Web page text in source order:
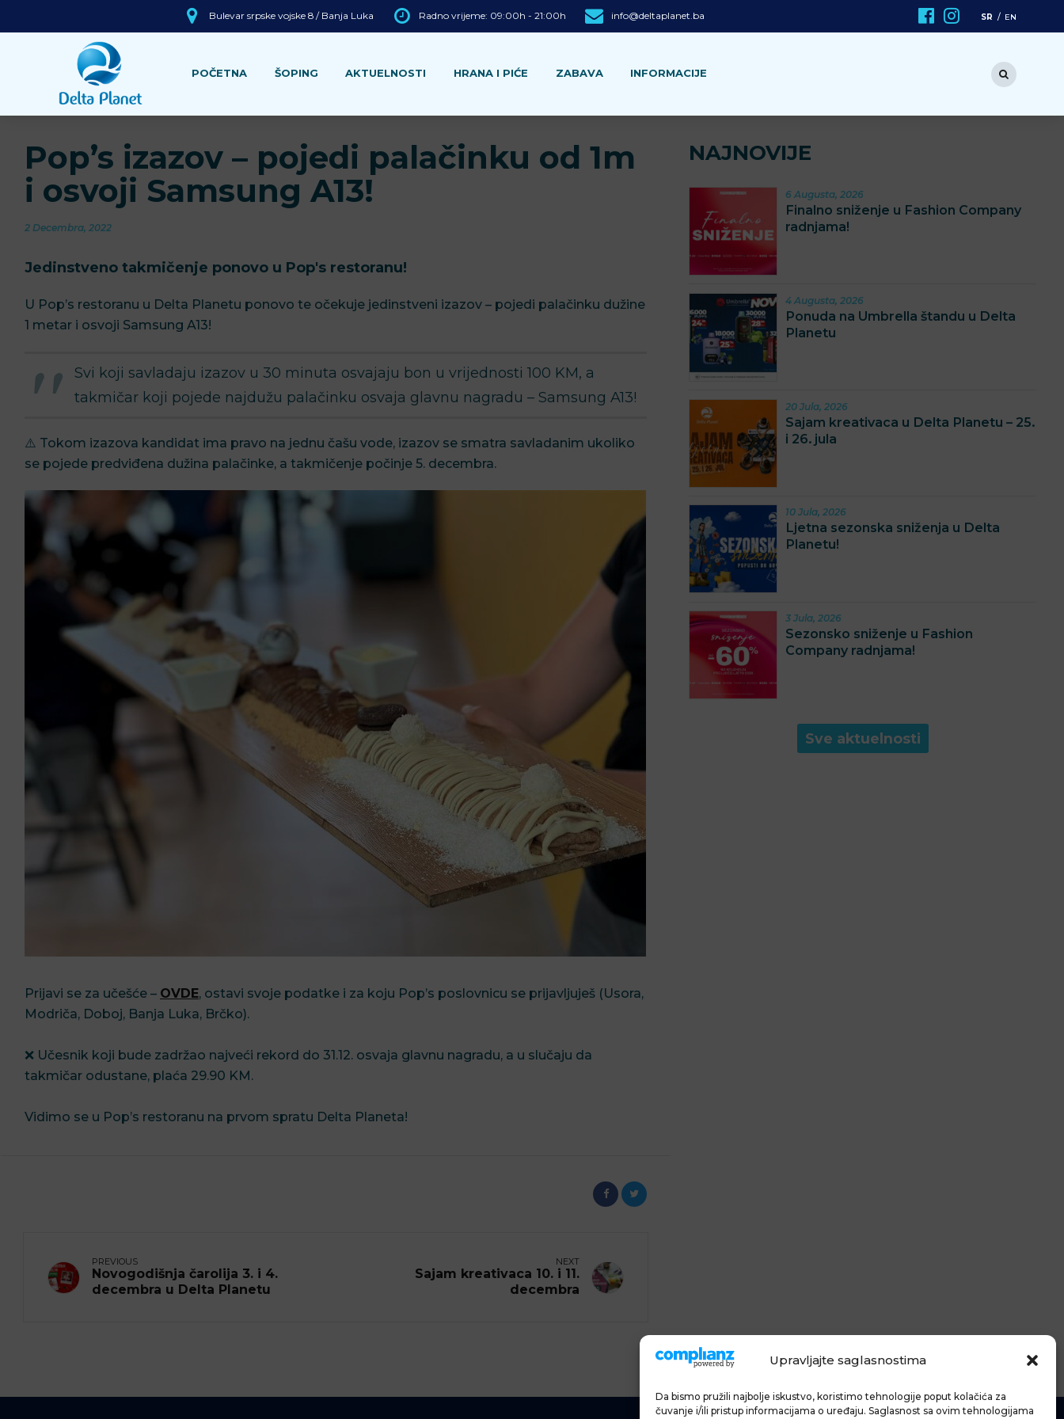
Upravljajte saglasnostima
Da bismo pružili najbolje iskustvo, koristimo tehnologije poput kolačića za
čuvanje i/ili pristup informacijama o uređaju. Saglasnost sa ovim tehnologijama
Bulevar srpske vojske 8 / Banja Luka Radno vrijeme: 09:00h - 21:00h info@deltaplanet.ba SR EN
POČETNA ŠOPING AKTUELNOSTI HRANA I PIĆE ZABAVA INFORMACIJE
Pop’s izazov – pojedi palačinku od 1m
i osvoji Samsung A13!
2 Decembra, 2022
Jedinstveno takmičenje ponovo u Pop's restoranu!
U Pop’s restoranu u Delta Planetu ponovo te očekuje jedinstveni izazov – pojedi palačinku dužine
1 metar i osvoji Samsung A13!
Svi koji savladaju izazov u 30 minuta osvajaju bon u vrijednosti 100 KM, a
takmičar koji pojede najdužu palačinku osvaja glavnu nagradu – Samsung A13!
⚠️ Tokom izazova kandidat ima pravo na jednu čašu vode, izazov se smatra savladanim ukoliko
se pojede predviđena dužina palačinke, a takmičenje počinje 5. decembra.
Prijavi se za učešće – OVDE, ostavi svoje podatke i za koju Pop’s poslovnicu se prijavljuješ (Usora,
Modriča, Doboj, Banja Luka, Brčko).
❌ Učesnik koji bude zadržao najveći rekord do 31.12. osvaja glavnu nagradu, a u slučaju da
takmičar odustane, plaća 29.90 KM.⁣
Vidimo se u Pop’s restoranu na prvom spratu Delta Planeta! ⁣
PREVIOUS
Novogodišnja čarolija 3. i 4.
decembra u Delta Planetu
NEXT
Sajam kreativaca 10. i 11.
decembra
NAJNOVIJE
6 Augusta, 2026
Finalno sniženje u Fashion Company
radnjama!
4 Augusta, 2026
Ponuda na Umbrella štandu u Delta
Planetu
20 Jula, 2026
Sajam kreativaca u Delta Planetu – 25.
i 26. jula
10 Jula, 2026
Ljetna sezonska sniženja u Delta
Planetu!
3 Jula, 2026
Sezonsko sniženje u Fashion
Company radnjama!
Sve aktuelnosti